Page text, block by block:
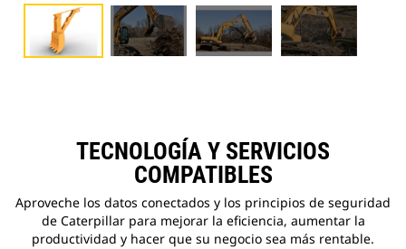
TECNOLOGÍA Y SERVICIOS
COMPATIBLES
Aproveche los datos conectados y los principios de seguridad
de Caterpillar para mejorar la eficiencia, aumentar la
productividad y hacer que su negocio sea más rentable.